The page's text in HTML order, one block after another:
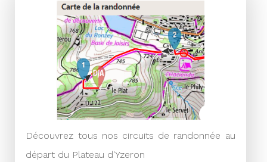
Découvrez tous nos circuits de randonnée au
départ du Plateau d'Yzeron